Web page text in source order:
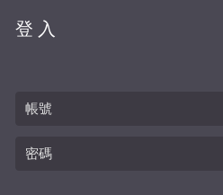
登入